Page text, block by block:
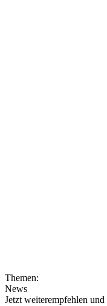
Themen:
News
Jetzt weiterempfehlen und